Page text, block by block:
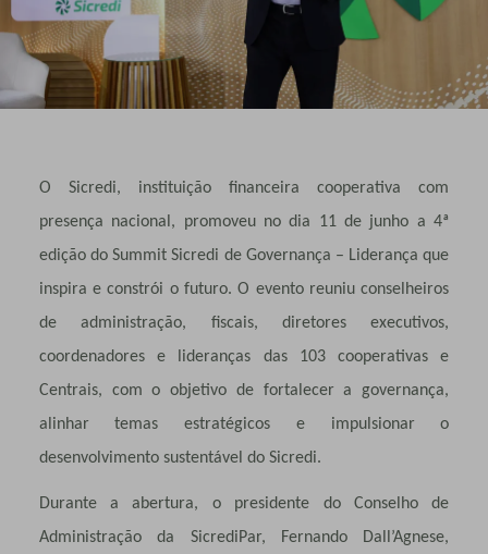
O Sicredi, instituição financeira cooperativa com
presença nacional, promoveu no dia 11 de junho a 4ª
edição do Summit Sicredi de Governança – Liderança que
inspira e constrói o futuro. O evento reuniu conselheiros
de administração, fiscais, diretores executivos,
coordenadores e lideranças das 103 cooperativas e
Centrais, com o objetivo de fortalecer a governança,
alinhar temas estratégicos e impulsionar o
desenvolvimento sustentável do Sicredi.
Durante a abertura, o presidente do Conselho de
Administração da SicrediPar, Fernando Dall’Agnese,